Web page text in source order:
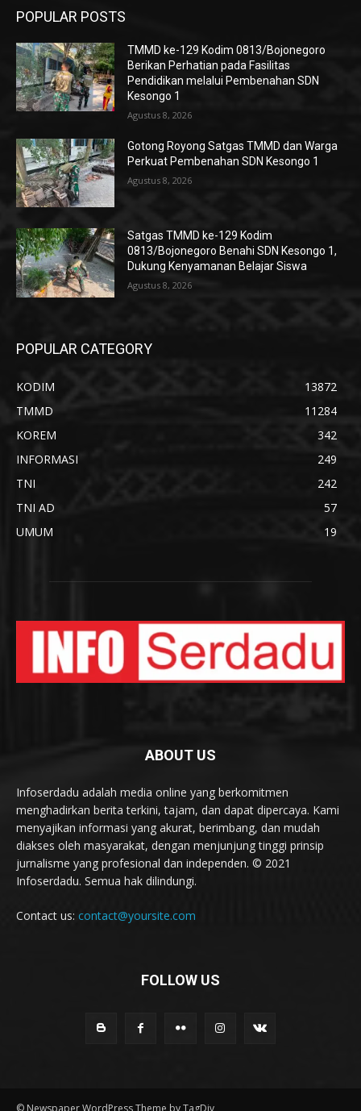
POPULAR POSTS
TMMD ke-129 Kodim 0813/Bojonegoro
Berikan Perhatian pada Fasilitas
Pendidikan melalui Pembenahan SDN
Kesongo 1
Agustus 8, 2026
Gotong Royong Satgas TMMD dan Warga
Perkuat Pembenahan SDN Kesongo 1
Agustus 8, 2026
Satgas TMMD ke-129 Kodim
0813/Bojonegoro Benahi SDN Kesongo 1,
Dukung Kenyamanan Belajar Siswa
Agustus 8, 2026
POPULAR CATEGORY
KODIM
13872
TMMD
11284
KOREM
342
INFORMASI
249
TNI
242
TNI AD
57
UMUM
19
ABOUT US
Infoserdadu adalah media online yang berkomitmen
menghadirkan berita terkini, tajam, dan dapat dipercaya. Kami
menyajikan informasi yang akurat, berimbang, dan mudah
diakses oleh masyarakat, dengan menjunjung tinggi prinsip
jurnalisme yang profesional dan independen. © 2021
Infoserdadu. Semua hak dilindungi.
Contact us: contact@yoursite.com
FOLLOW US